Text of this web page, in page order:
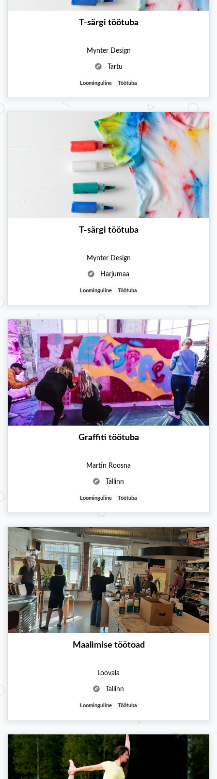
T-särgi töötuba
Mynter Design
Tartu
Loominguline Töötuba
T-särgi töötuba
Mynter Design
Harjumaa
Loominguline Töötuba
Graffiti töötuba
Martin Roosna
Tallinn
Loominguline Töötuba
Maalimise töötoad
Loovala
Tallinn
Loominguline Töötuba